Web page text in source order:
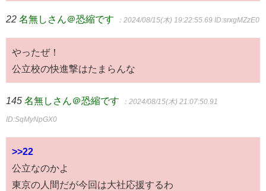
22 名無しさん＠恐縮です ：2024/08/15(木) 19:22:55.69 ID:srxgMZzE0
やったぜ！
公立校の快進撃はたまらんな
145 名無しさん＠恐縮です ：2024/08/15(木) 21:07:50.91
ID:SqMyNpGX0
>>22
公立なのかよ
東京の人間だが今回は大社応援するわ